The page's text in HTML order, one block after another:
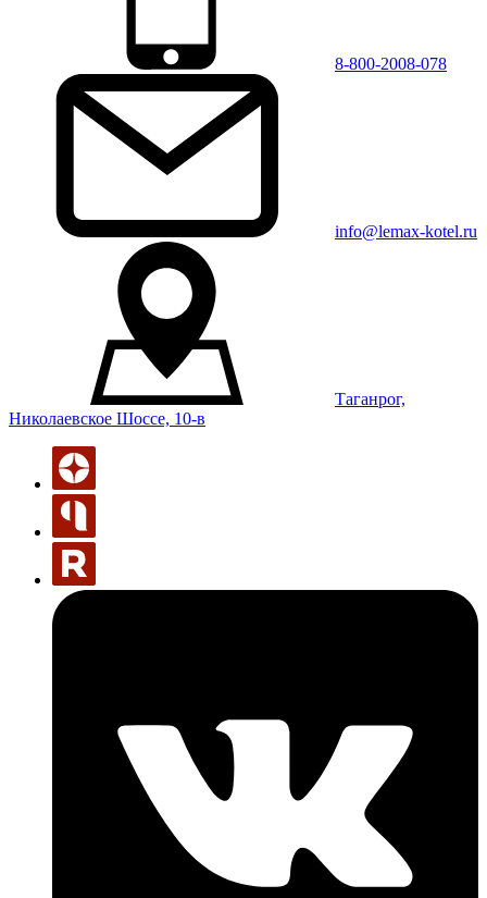
8-800-2008-078
info@lemax-kotel.ru
Таганрог,
Николаевское Шоссе, 10-в